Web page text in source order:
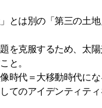
とは別の「第三の土
を克服するため、太
と。
時代＝大移動時代に
てのアイデンティテ